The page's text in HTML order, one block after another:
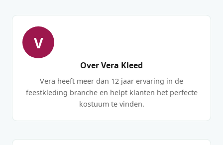
V
Over Vera Kleed
Vera heeft meer dan 12 jaar ervaring in de
feestkleding branche en helpt klanten het perfecte
kostuum te vinden.